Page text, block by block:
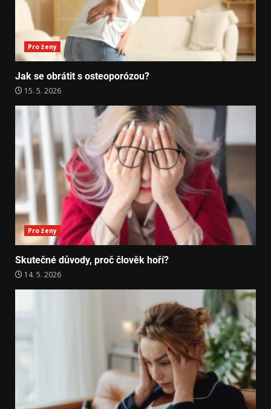
Pro ženy
Jak se obrátit s osteoporózou?
15. 5. 2026
Pro ženy
Skutečné důvody, proč člověk hoří?
14. 5. 2026